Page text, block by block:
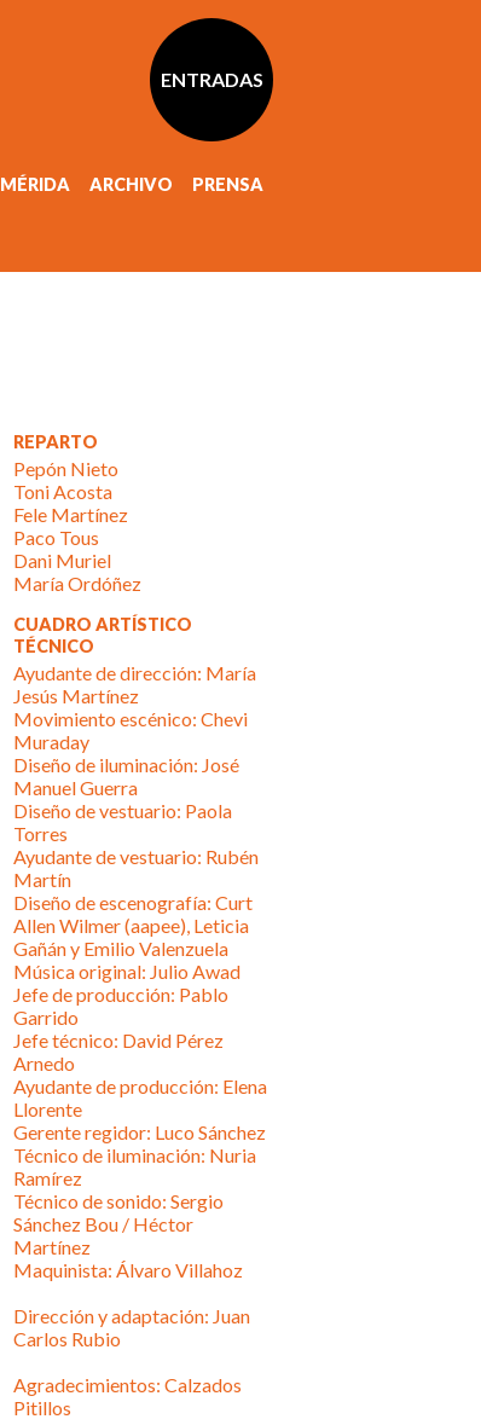
ENTRADAS
MÉRIDA ARCHIVO PRENSA
REPARTO
Pepón Nieto
Toni Acosta
Fele Martínez
Paco Tous
Dani Muriel
María Ordóñez
CUADRO ARTÍSTICO
TÉCNICO
Ayudante de dirección: María
Jesús Martínez
Movimiento escénico: Chevi
Muraday
Diseño de iluminación: José
Manuel Guerra
Diseño de vestuario: Paola
Torres
Ayudante de vestuario: Rubén
Martín
Diseño de escenografía: Curt
Allen Wilmer (aapee), Leticia
Gañán y Emilio Valenzuela
Música original: Julio Awad
Jefe de producción: Pablo
Garrido
Jefe técnico: David Pérez
Arnedo
Ayudante de producción: Elena
Llorente
Gerente regidor: Luco Sánchez
Técnico de iluminación: Nuria
Ramírez
Técnico de sonido: Sergio
Sánchez Bou / Héctor
Martínez
Maquinista: Álvaro Villahoz
Dirección y adaptación: Juan
Carlos Rubio
Agradecimientos: Calzados
Pitillos